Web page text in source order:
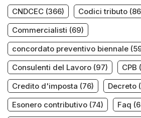
CNDCEC (366) Codici tributo
Commercialisti (69)
concordato preventivo biennale
Consulenti del Lavoro (97) CPB
Credito d'imposta (76) Decreto
Esonero contributivo (74) Faq